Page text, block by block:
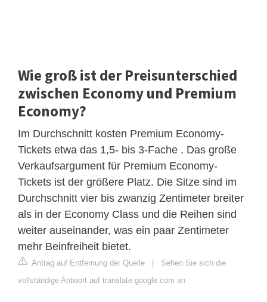
Wie groß ist der Preisunterschied
zwischen Economy und Premium
Economy?
Im Durchschnitt kosten Premium Economy-
Tickets etwa das 1,5- bis 3-Fache . Das große
Verkaufsargument für Premium Economy-
Tickets ist der größere Platz. Die Sitze sind im
Durchschnitt vier bis zwanzig Zentimeter breiter
als in der Economy Class und die Reihen sind
weiter auseinander, was ein paar Zentimeter
mehr Beinfreiheit bietet.
Antrag auf Entfernung der Quelle | Sehen Sie sich die
vollständige Antwort auf translate.google.com an